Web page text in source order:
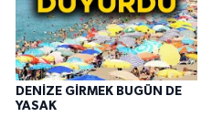
DENİZE GİRMEK BUGÜN DE
YASAK